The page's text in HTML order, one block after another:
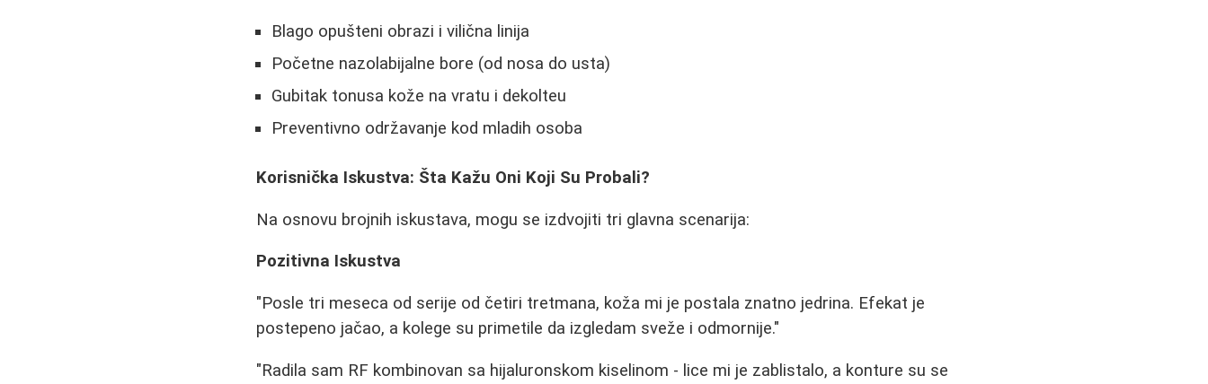
Blago opušteni obrazi i vilična linija
Početne nazolabijalne bore (od nosa do usta)
Gubitak tonusa kože na vratu i dekolteu
Preventivno održavanje kod mladih osoba
Korisnička Iskustva: Šta Kažu Oni Koji Su Probali?
Na osnovu brojnih iskustava, mogu se izdvojiti tri glavna scenarija:
Pozitivna Iskustva
"Posle tri meseca od serije od četiri tretmana, koža mi je postala znatno jedrina. Efekat je
postepeno jačao, a kolege su primetile da izgledam sveže i odmornije."
"Radila sam RF kombinovan sa hijaluronskom kiselinom - lice mi je zablistalo, a konture su se